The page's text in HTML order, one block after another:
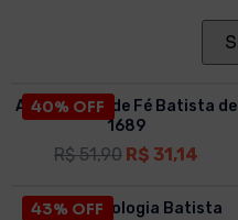
40% OFF
A Confissão de Fé Batista de
1689
R$51,90 R$ 31,14
43% OFF
BOX | Simbologia Batista
Ano